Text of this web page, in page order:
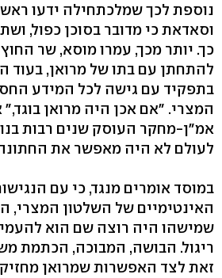
נוספת לכך שמלכתחילה ידעו
וסאדאת כי מדובר בסוכן כפול,
כך. יותר מכך, עמרו מוסא, שר
להתחתן עם בתו של מרואן, בעוד
בתפקיד עם גישה לכל המידע
המצרי. "אם אכן היה מרואן
אמ"ן-מחקר העוסק שנים רבות
לעולם לא היה מאפשר את
במוסד אומרים מנגד, כי עם
האינטימיים של השלטון המצרי,
שמישהו היה רוצה שם הוא
ריגול. הבושה, המבוכה, הכתמת
זאת לצד האפשרות שמרואן